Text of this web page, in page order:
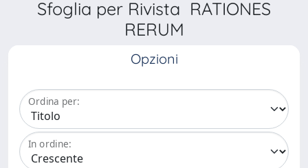
Sfoglia per Rivista RATIONES
RERUM
Opzioni
Ordina per:
In ordine: